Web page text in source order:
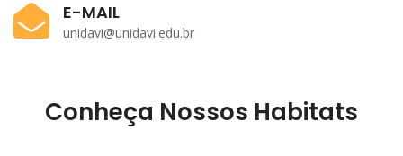
E-MAIL
unidavi@unidavi.edu.br
Conheça Nossos Habitats